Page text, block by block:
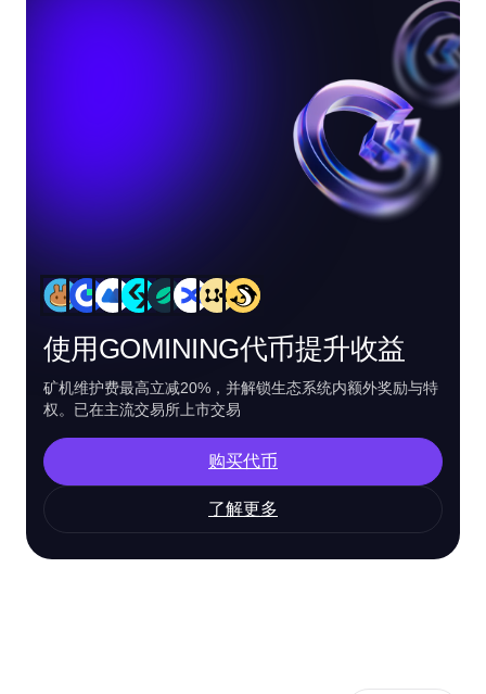
使用GOMINING代币提升收益
矿机维护费最高立减20%，并解锁生态系统内额外奖励与特
权。已在主流交易所上市交易
购买代币
了解更多